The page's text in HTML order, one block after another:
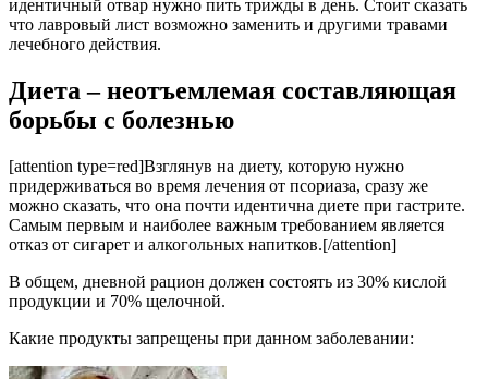
идентичный отвар нужно пить трижды в день. Стоит сказать
что лавровый лист возможно заменить и другими травами
лечебного действия.
Диета – неотъемлемая составляющая
борьбы с болезнью
[attention type=red]Взглянув на диету, которую нужно
придерживаться во время лечения от псориаза, сразу же
можно сказать, что она почти идентична диете при гастрите.
Самым первым и наиболее важным требованием является
отказ от сигарет и алкогольных напитков.[/attention]
В общем, дневной рацион должен состоять из 30% кислой
продукции и 70% щелочной.
Какие продукты запрещены при данном заболевании: